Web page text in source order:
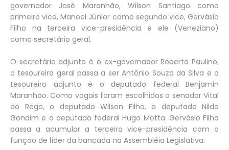
governador José Maranhão, Wilson Santiago como
primeiro vice, Manoel Júnior como segundo vice, Gervásio
Filho na terceira vice-presidência e ele (Veneziano)
como secretário geral.
O secretário adjunto é o ex-governador Roberto Paulino,
o tesoureiro geral passa a ser Antônio Souza da Silva e o
tesoureiro adjunto é o deputado federal Benjamin
Maranhão. Como vogais foram escolhidos o senador Vital
do Rego, o deputado Wilson Filho, a deputada Nilda
Gondim e o deputado federal Hugo Motta. Gervásio Filho
passa a acumular a terceira vice-presidência com a
função de líder da bancada na Assembléia Legislativa.